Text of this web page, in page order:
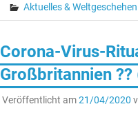
Aktuelles & Weltgeschehen
Corona-Virus-
Großbritannien ??
Veröffentlicht am21/04/2020